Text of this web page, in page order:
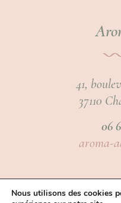
41,
37110
06
aroma-
Nous utilisons des cookies